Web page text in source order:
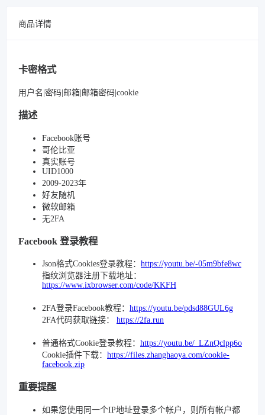
商品详情
卡密格式
用户名|密码|邮箱|邮箱密码|cookie
描述
Facebook账号
哥伦比亚
真实账号
UID1000
2009-2023年
好友随机
微软邮箱
无2FA
Facebook 登录教程
Json格式Cookies登录教程： https://youtu.be/-05m9bfe8wc
指纹浏览器注册下载地址：
https://www.ixbrowser.com/code/KKFH
2FA登录Facebook教程： https://youtu.be/pdsd88GUL6g
2FA代码获取链接： https://2fa.run
普通格式Cookie登录教程： https://youtu.be/_LZnQclpp6o
Cookie插件下载： https://files.zhanghaoya.com/cookie-
facebook.zip
重要提醒
如果您使用同一个IP地址登录多个帐户，则所有帐户都